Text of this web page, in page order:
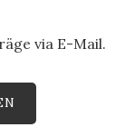
via E-Mail.